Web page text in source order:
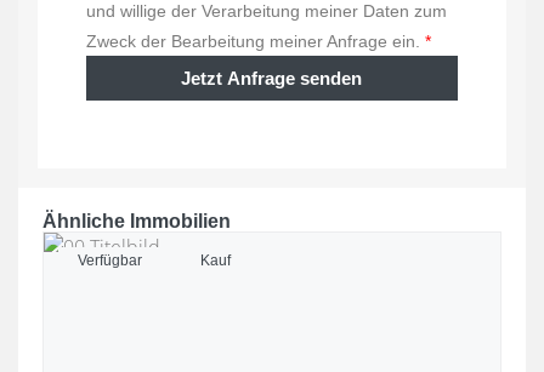
und willige der Verarbeitung meiner Daten zum
Zweck der Bearbeitung meiner Anfrage ein. *
Jetzt Anfrage senden
Ähnliche Immobilien
Verfügbar Kauf